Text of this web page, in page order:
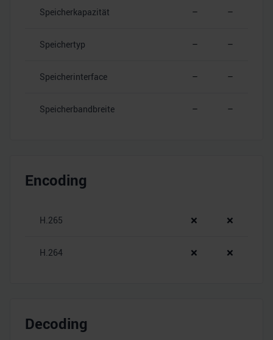
Speicherkapazität – –
Speichertyp – –
Speicherinterface – –
Speicherbandbreite – –
Encoding
H.265 ❌ ❌
H.264 ❌ ❌
Decoding